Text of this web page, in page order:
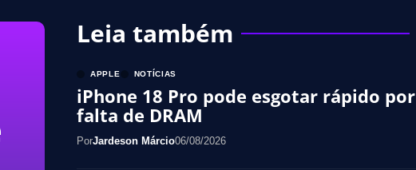
Leia também
APPLE NOTÍCIAS
iPhone 18 Pro pode esgotar rápido por
falta de DRAM
PorJardeson Márcio06/08/2026